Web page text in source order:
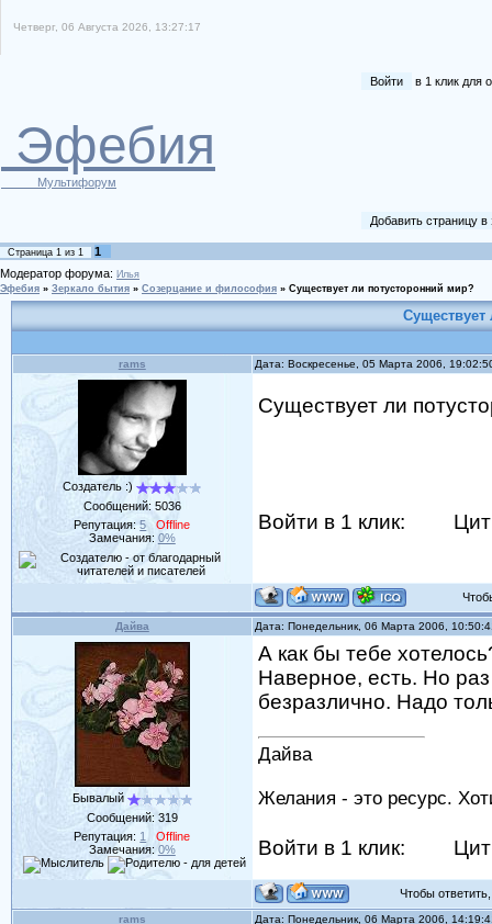
Четверг, 06 Августа 2026, 13:27:17
Войти в 1 клик для
Эфебия
Мультифорум
Добавить страницу
Страница 1 из 1
1
Модератор форума: Илья
Эфебия » Зеркало бытия » Созерцание и философия » Существует ли потусторонний мир?
rams Дата: Воскресенье, 05 Марта 2006,
Создатель :)
Сообщений: 5036
Репутация:5
Offline
Замечания: 0%
Существует ли
Войти в 1 клик:
Дайва Дата: Понедельник, 06 Марта 2006,
Бывалый
Сообщений: 319
Репутация: 1
Offline
Замечания: 0%
А как бы тебе
Наверное, есть. Но
безразлично. Надо
Дайва
Желания - это ресурс.
Войти в 1 клик:
Чтобы
rams Дата: Понедельник, 06 Марта 2006,